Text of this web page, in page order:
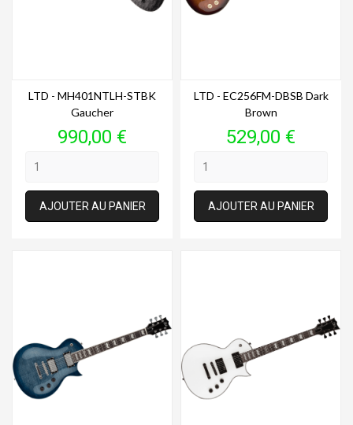
LTD - MH401NTLH-STBK
Gaucher
Prix
990,00 €
AJOUTER AU PANIER
LTD - EC256FM-DBSB Dark
Brown
Prix
529,00 €
AJOUTER AU PANIER